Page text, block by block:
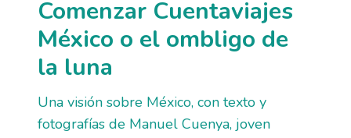
Comenzar Cuentaviajes
México o el ombligo de
la luna
Una visión sobre México, con texto y
fotografías de Manuel Cuenya, joven